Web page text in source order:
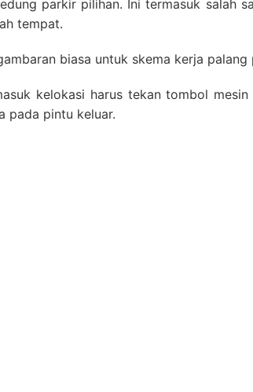
parkir pilihan. Ini termasuk salah
tempat.
biasa untuk skema kerja
kelokasi harus tekan tombol
pada pintu keluar.